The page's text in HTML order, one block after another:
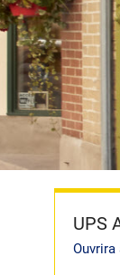
UPS
Ouvrira